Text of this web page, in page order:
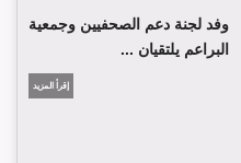
وفد لجنة دعم الصحفيين وجمعية
البراعم يلتقيان ...
إقرأ المزيد